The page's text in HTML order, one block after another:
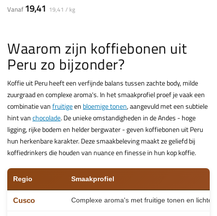
Vanaf 19,41 19,41 / kg
Waarom zijn koffiebonen uit
Peru zo bijzonder?
Koffie uit Peru heeft een verfijnde balans tussen zachte body, milde
zuurgraad en complexe aroma's. In het smaakprofiel proef je vaak een
combinatie vanfruitigeen bloemige tonen, aangevuld met een subtiele
hint vanchocolade. De unieke omstandigheden in de Andes - hoge
ligging, rijke bodem en helder bergwater - geven koffiebonen uit Peru
hun herkenbare karakter. Deze smaakbeleving maakt ze geliefd bij
koffiedrinkers die houden van nuance en finesse in hun kop koffie.
Overzicht van de belangrijkste koffieregio's in Peru
Regio Smaakprofiel
Cusco Complexe aroma's met fruitige tonen en lichte